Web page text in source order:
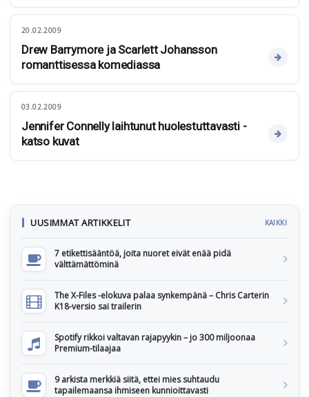
20.02.2009
Drew Barrymore ja Scarlett Johansson
romanttisessa komediassa
03.02.2009
Jennifer Connelly laihtunut huolestuttavasti -
katso kuvat
UUSIMMAT ARTIKKELIT KAIKKI
7 etikettisääntöä, joita nuoret eivät enää pidä
välttämättöminä
The X-Files -elokuva palaa synkempänä – Chris Carterin
K18-versio sai trailerin
Spotify rikkoi valtavan rajapyykin – jo 300 miljoonaa
Premium-tilaajaa
9 arkista merkkiä siitä, ettei mies suhtaudu
tapailemaansa ihmiseen kunnioittavasti